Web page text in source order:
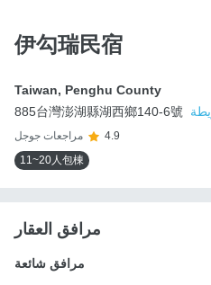
伊勾瑞民宿
Taiwan, Penghu County
885台灣澎湖縣湖西鄉140-6號
مراجعات جوجل
4.9
11~20人包棟
مرافق العقار
مرافق شائعة